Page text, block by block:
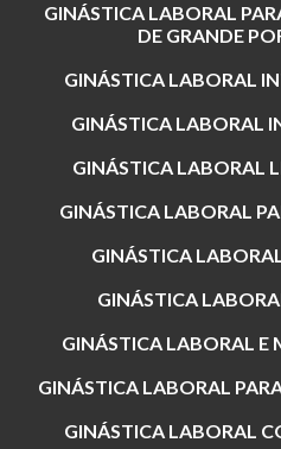
GINÁSTICA LABORAL
DE GRANDE
GINÁSTICA LABORAL
GINÁSTICA LABORAL
GINÁSTICA LABORAL
GINÁSTICA LABORAL
GINÁSTICA
GINÁSTICA
GINÁSTICA LABORAL E
GINÁSTICA LABORAL
GINÁSTICA LABORAL